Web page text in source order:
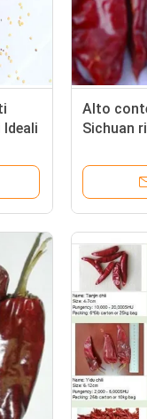
Alto
Sichuan
perfetti
la